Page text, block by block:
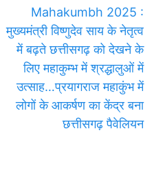
Mahakumbh 2025 :
मुख्यमंत्री विष्णुदेव साय के नेतृत्व
में बढ़ते छत्तीसगढ़ को देखने के
लिए महाकुम्भ में श्रद्धालुओं में
उत्साह…प्रयागराज महाकुंभ में
लोगों के आकर्षण का केंद्र बना
छत्तीसगढ़ पैवेलियन